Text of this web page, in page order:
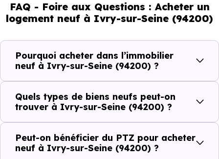
seniors, 25.07 % de jeunes et 17.91 % d'enfants. Un profil
démographique qui renseigne directement sur la
demande locative locale et les typologies de biens les
plus recherchées.
Côté cadre de vie, Ivry-sur-Seine (94200) dispose de 186
commerces, 114 professions médicales et 52
établissements scolaires. Des équipements du quotidien
qui constituent autant d'arguments concrets pour habiter
ou investir dans la commune.
FAQ - Foire aux Questions : Acheter un
logement neuf à Ivry-sur-Seine (94200)
Pourquoi acheter dans l’immobilier
neuf à Ivry-sur-Seine (94200) ?
Quels types de biens neufs peut-on
trouver à Ivry-sur-Seine (94200) ?
Peut-on bénéficier du PTZ pour acheter
neuf à Ivry-sur-Seine (94200) ?